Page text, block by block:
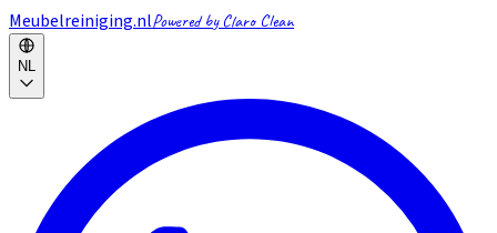
Meubelreiniging.nlPowered by Claro Clean
NL